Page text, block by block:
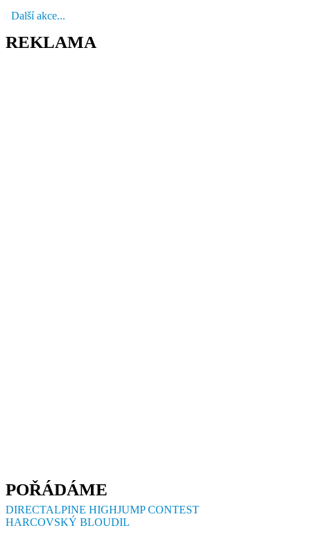
Další akce...
REKLAMA
POŘÁDÁME
DIRECTALPINE HIGHJUMP CONTEST
HARCOVSKÝ BLOUDIL